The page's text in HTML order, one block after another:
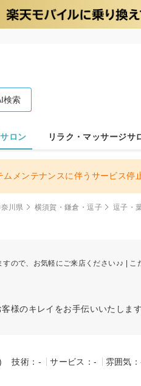
検索
ロン リラク・マッサージサ
ムメンテナンスに伴うサービス
川県 横須賀・鎌倉・逗子 逗子・
ので、お気軽にご来店ください♪♪ | こ
様のキレイをお手伝いいたしま
技術：- サービス：-
雰囲気